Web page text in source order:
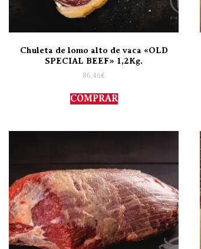
Chuleta de lomo alto de vaca «OLD
SPECIAL BEEF» 1,2Kg.
86,46€
COMPRAR